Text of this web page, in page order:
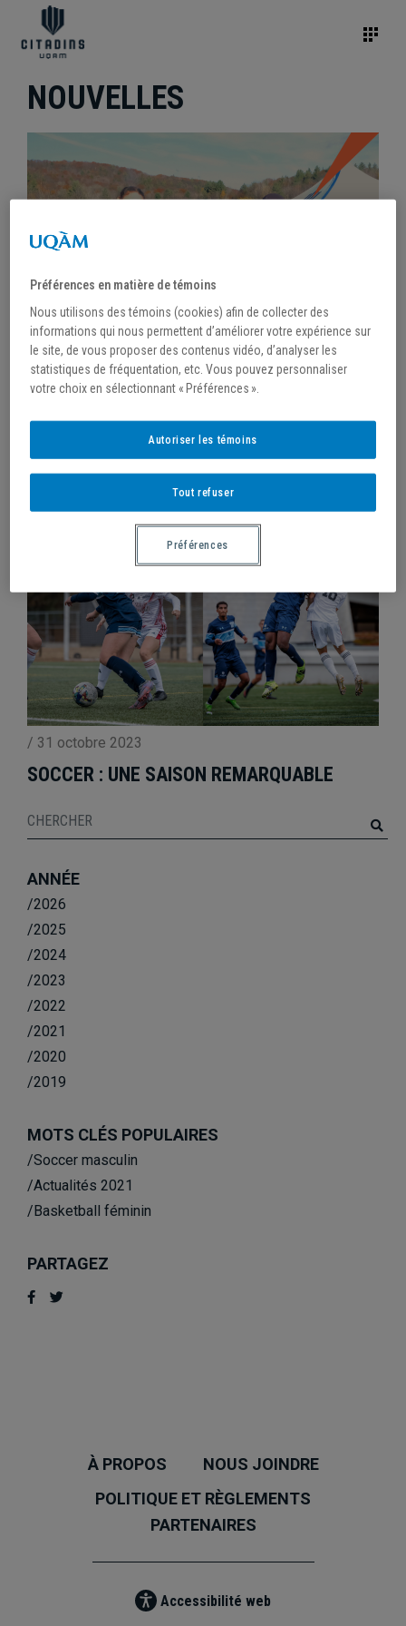
NOUVELLES
/31 octobre 2023
UNE PREMIÈRE POUR L’ÉQUIPE FÉMININE DE
CROSS-COUNTRY
/ 31 octobre 2023
SOCCER : UNE SAISON REMARQUABLE
ANNÉE
/2026
/2025
/2024
/2023
/2022
/2021
/2020
/2019
MOTS CLÉS POPULAIRES
/Soccer masculin
/Actualités 2021
/Basketball féminin
PARTAGEZ
À PROPOS
NOUS JOINDRE
POLITIQUE ET RÈGLEMENTS
PARTENAIRES
Accessibilité web
Préférences en matière de témoins
Nous utilisons des témoins (cookies) afin de collecter des
informations qui nous permettent d’améliorer votre expérience sur
le site, de vous proposer des contenus vidéo, d’analyser les
statistiques de fréquentation, etc. Vous pouvez personnaliser
votre choix en sélectionnant « Préférences ».
Tout refuser
Autoriser les témoins
Préférences